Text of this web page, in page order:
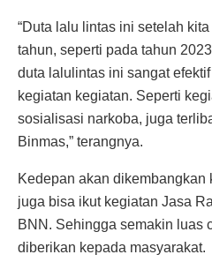
“Duta lalu lintas ini setelah
tahun, seperti pada tahun
duta lalulintas ini sangat
kegiatan kegiatan. Seperti
sosialisasi narkoba, juga
Binmas,” terangnya.
Kedepan akan dikembangkan
juga bisa ikut kegiatan Jasa
BNN. Sehingga semakin luas
diberikan kepada masyarakat.